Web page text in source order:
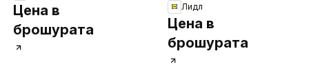
Цена в
брошурата
Лидл
Цена в
брошурата